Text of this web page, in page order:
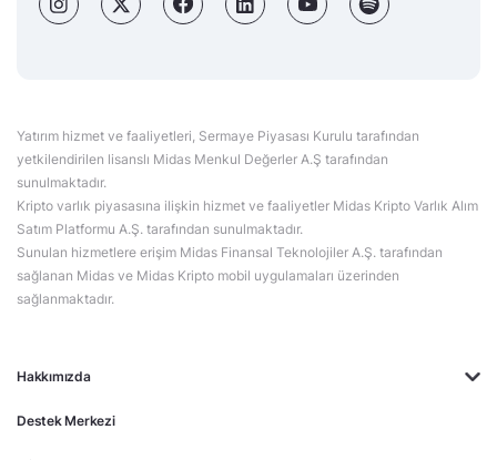
Hakkımızda
Destek Merkezi
Yatırım hizmet ve faaliyetleri, Sermaye Piyasası Kurulu tarafından
yetkilendirilen lisanslı Midas Menkul Değerler A.Ş tarafından
sunulmaktadır.
Kripto varlık piyasasına ilişkin hizmet ve faaliyetler Midas Kripto Varlık Alım
Satım Platformu A.Ş. tarafından sunulmaktadır.
Sunulan hizmetlere erişim Midas Finansal Teknolojiler A.Ş. tarafından
sağlanan Midas ve Midas Kripto mobil uygulamaları üzerinden
sağlanmaktadır.